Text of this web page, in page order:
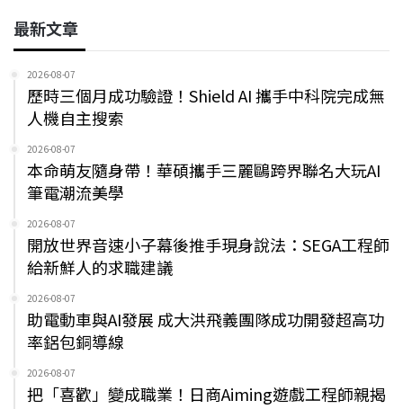
最新文章
2026-08-07
歷時三個月成功驗證！Shield AI 攜手中科院完成無
人機自主搜索
2026-08-07
本命萌友隨身帶！華碩攜手三麗鷗跨界聯名大玩AI
筆電潮流美學
2026-08-07
開放世界音速小子幕後推手現身說法：SEGA工程師
給新鮮人的求職建議
2026-08-07
助電動車與AI發展 成大洪飛義團隊成功開發超高功
率鋁包銅導線
2026-08-07
把「喜歡」變成職業！日商Aiming遊戲工程師親揭